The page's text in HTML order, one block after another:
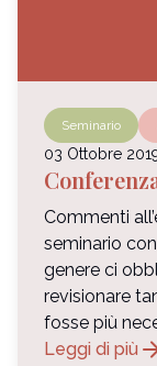
Seminario
03 Ottobre
Commenti
seminario
genere ci
revisionare
fosse più
Leggi di più